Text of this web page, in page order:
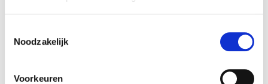
Noodzakelijk
Voorkeuren